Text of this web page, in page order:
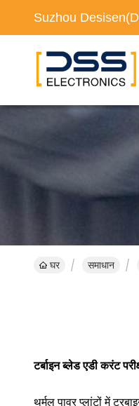
Suzhou
घर समाधान
टर्बाइन ब्लेड एडी करंट
थर्मल पावर प्लांटों में